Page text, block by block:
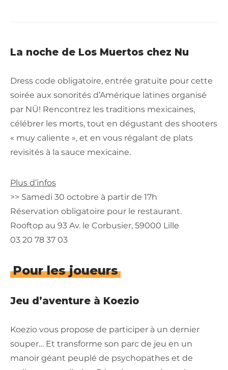
La noche de Los Muertos chez Nu
Dress code obligatoire, entrée gratuite pour cette
soirée aux sonorités d’Amérique latines organisé
par NŪ! Rencontrez les traditions mexicaines,
célébrer les morts, tout en dégustant des shooters
« muy caliente », et en vous régalant de plats
revisités à la sauce mexicaine.
Plus d’infos
>> Samedi 30 octobre à partir de 17h
Réservation obligatoire pour le restaurant.
Rooftop au 93 Av. le Corbusier, 59000 Lille
03 20 78 37 03
Pour les joueurs
Jeu d’aventure à Koezio
Koezio vous propose de participer à un dernier
souper… Et transforme son parc de jeu en un
manoir géant peuplé de psychopathes et de